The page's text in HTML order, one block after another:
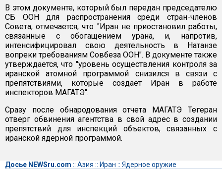
В этом документе, который был передан председателю
СБ ООН для распространения среди стран-членов
Совета, отмечается, что "Иран не приостановил работы,
связанные с обогащением урана, и, напротив,
интенсифицировал свою деятельность в Натанзе
вопреки требованиям Совбеза ООН". В документе также
утверждается, что "уровень осуществления контроля за
иранской атомной программой снизился в связи с
препятствиями, которые создает Иран в работе
инспекторов МАГАТЭ".
Сразу после обнародования отчета МАГАТЭ Тегеран
отверг обвинения агентства в свой адрес в создании
препятствий для инспекций объектов, связанных с
иранской ядерной программой.
Досье NEWSru.com :: Азия :: Иран :: Ядерное оружие